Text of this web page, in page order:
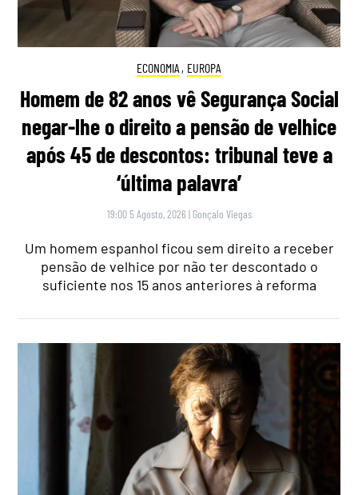
ECONOMIA , EUROPA
Homem de 82 anos vê Segurança Social
negar-lhe o direito a pensão de velhice
após 45 de descontos: tribunal teve a
‘última palavra’
19:00 5 Agosto, 2026 | Gonçalo Viegas
Um homem espanhol ficou sem direito a receber
pensão de velhice por não ter descontado o
suficiente nos 15 anos anteriores à reforma